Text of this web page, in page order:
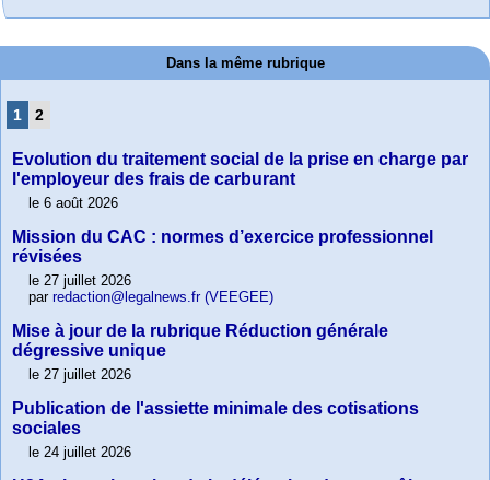
Dans la même rubrique
1 2
Evolution du traitement social de la prise en charge par
l'employeur des frais de carburant
le 6 août 2026
Mission du CAC : normes d’exercice professionnel
révisées
le 27 juillet 2026
par redaction@legalnews.fr (VEEGEE)
Mise à jour de la rubrique Réduction générale
dégressive unique
le 27 juillet 2026
Publication de l'assiette minimale des cotisations
sociales
le 24 juillet 2026